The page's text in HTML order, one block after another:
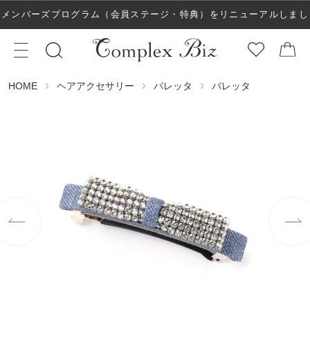
メンバーズプログラム（会員ステージ・特典）をリニューアルしまし
た！
HOME ヘアアクセサリー バレッタ バレッタ